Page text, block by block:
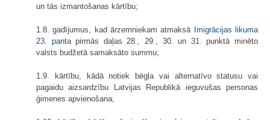
un tās izmantošanas kārtību;
1.8. gadījumus, kad ārzemniekam atmaksā
Imigrācijas likuma
23. pantapirmās daļas 28., 29., 30. un 31. punktā minēto
valsts budžetā samaksāto summu;
1.9. kārtību, kādā notiek bēgļa vai alternatīvo statusu vai
pagaidu aizsardzību Latvijas Republikā ieguvušas personas
ģimenes apvienošana;